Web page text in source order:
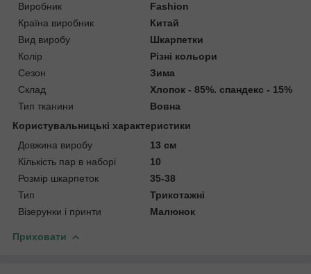
Виробник
Fashion
Країна виробник
Китай
Вид виробу
Шкарпетки
Колір
Різні кольори
Сезон
Зима
Склад
Хлопок - 85%. cпандекс - 15%
Тип тканини
Вовна
Користувальницькі характеристики
Довжина виробу
13 см
Кількість пар в наборі
10
Розмір шкарпеток
35-38
Тип
Трикотажні
Візерунки і принти
Малюнок
Приховати